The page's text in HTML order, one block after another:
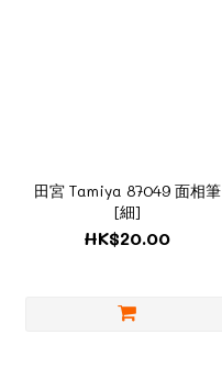
田宮 Tamiya 87049 面相筆
[細]
HK$20.00